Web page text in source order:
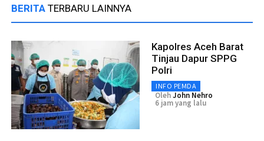
BERITA TERBARU LAINNYA
Kapolres Aceh Barat
Tinjau Dapur SPPG
Polri
INFO PEMDA
OlehJohn Nehro
6 jam yang lalu